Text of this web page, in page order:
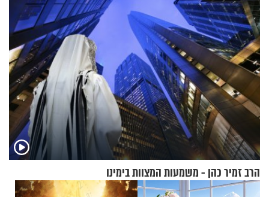
הרב זמיר כהן - משמעות המצוות בימינו